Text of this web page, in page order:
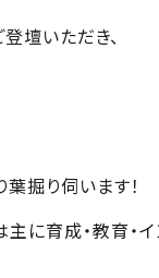
壇いただき、
掘り伺います！
に育成・教育・